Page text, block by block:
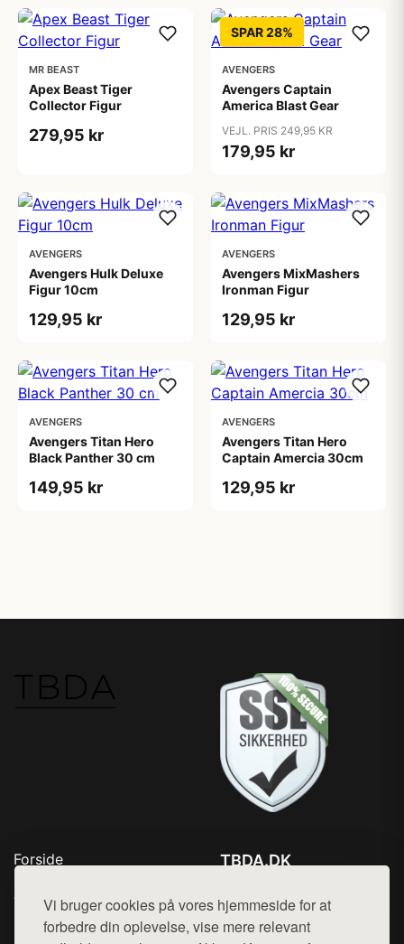
Vi bruger cookies på vores hjemmeside for at
forbedre din oplevelse, vise mere relevant
MR BEAST
Apex Beast Tiger
Collector Figur
279,95 kr
SPAR 28%
AVENGERS
Avengers Captain
America Blast Gear
VEJL. PRIS 249,95 KR
179,95 kr
AVENGERS
Avengers Hulk Deluxe
Figur 10cm
129,95 kr
AVENGERS
Avengers MixMashers
Ironman Figur
129,95 kr
AVENGERS
Avengers Titan Hero
Black Panther 30 cm
149,95 kr
AVENGERS
Avengers Titan Hero
Captain Amercia 30cm
129,95 kr
Forside
Top Rabatter
Kontakt
TBDA.DK
Mail: hej@want.dk